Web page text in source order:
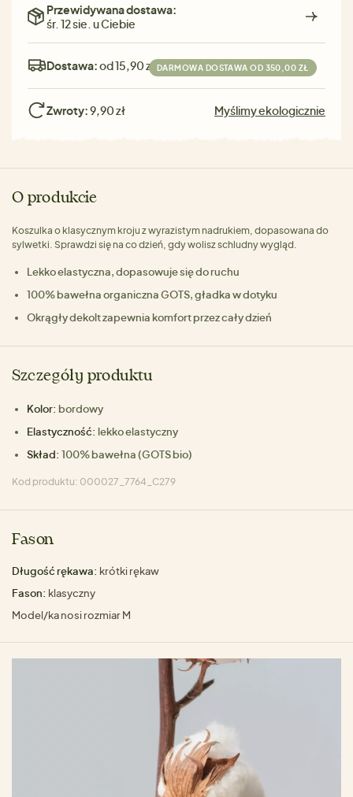
Przewidywana dostawa:
śr. 12 sie. u Ciebie
Dostawa:od 15,90 zł DARMOWA DOSTAWA OD 350,00 ZŁ
Zwroty:9,90 zł Myślimy ekologicznie
O produkcie
Koszulka o klasycznym kroju z wyrazistym nadrukiem, dopasowana do
sylwetki. Sprawdzi się na co dzień, gdy wolisz schludny wygląd.
Lekko elastyczna, dopasowuje się do ruchu
100% bawełna organiczna GOTS, gładka w dotyku
Okrągły dekolt zapewnia komfort przez cały dzień
Szczegóły produktu
Kolor: bordowy
Elastyczność: lekko elastyczny
Skład: 100% bawełna (GOTS bio)
Kod produktu: 000027_7764_C279
Fason
Długość rękawa: krótki rękaw
Fason: klasyczny
Model/ka nosi rozmiar M